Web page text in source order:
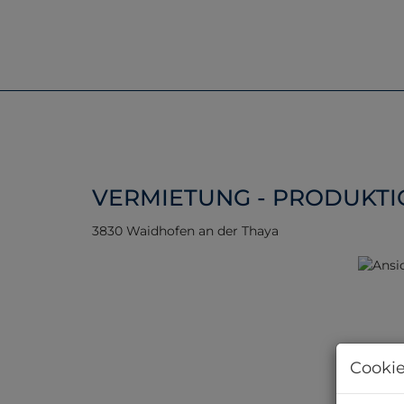
VERMIETUNG -
3830 Waidhofen an der Thaya